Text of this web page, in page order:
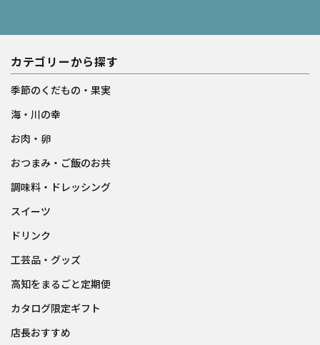
カテゴリーから探す
季節のくだもの・果実
海・川の幸
お肉・卵
おつまみ・ご飯のお共
調味料・ドレッシング
スイーツ
ドリンク
工芸品・グッズ
高知をまるごと定期便
カタログ限定ギフト
店長おすすめ